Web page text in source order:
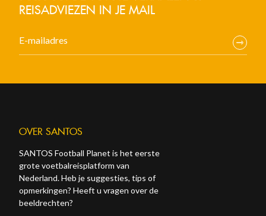
REISADVIEZEN IN JE MAIL
OVER SANTOS
SANTOS Football Planet is het eerste
grote voetbalreisplatform van
Nederland. Heb je suggesties, tips of
opmerkingen? Heeft u vragen over de
beeldrechten?